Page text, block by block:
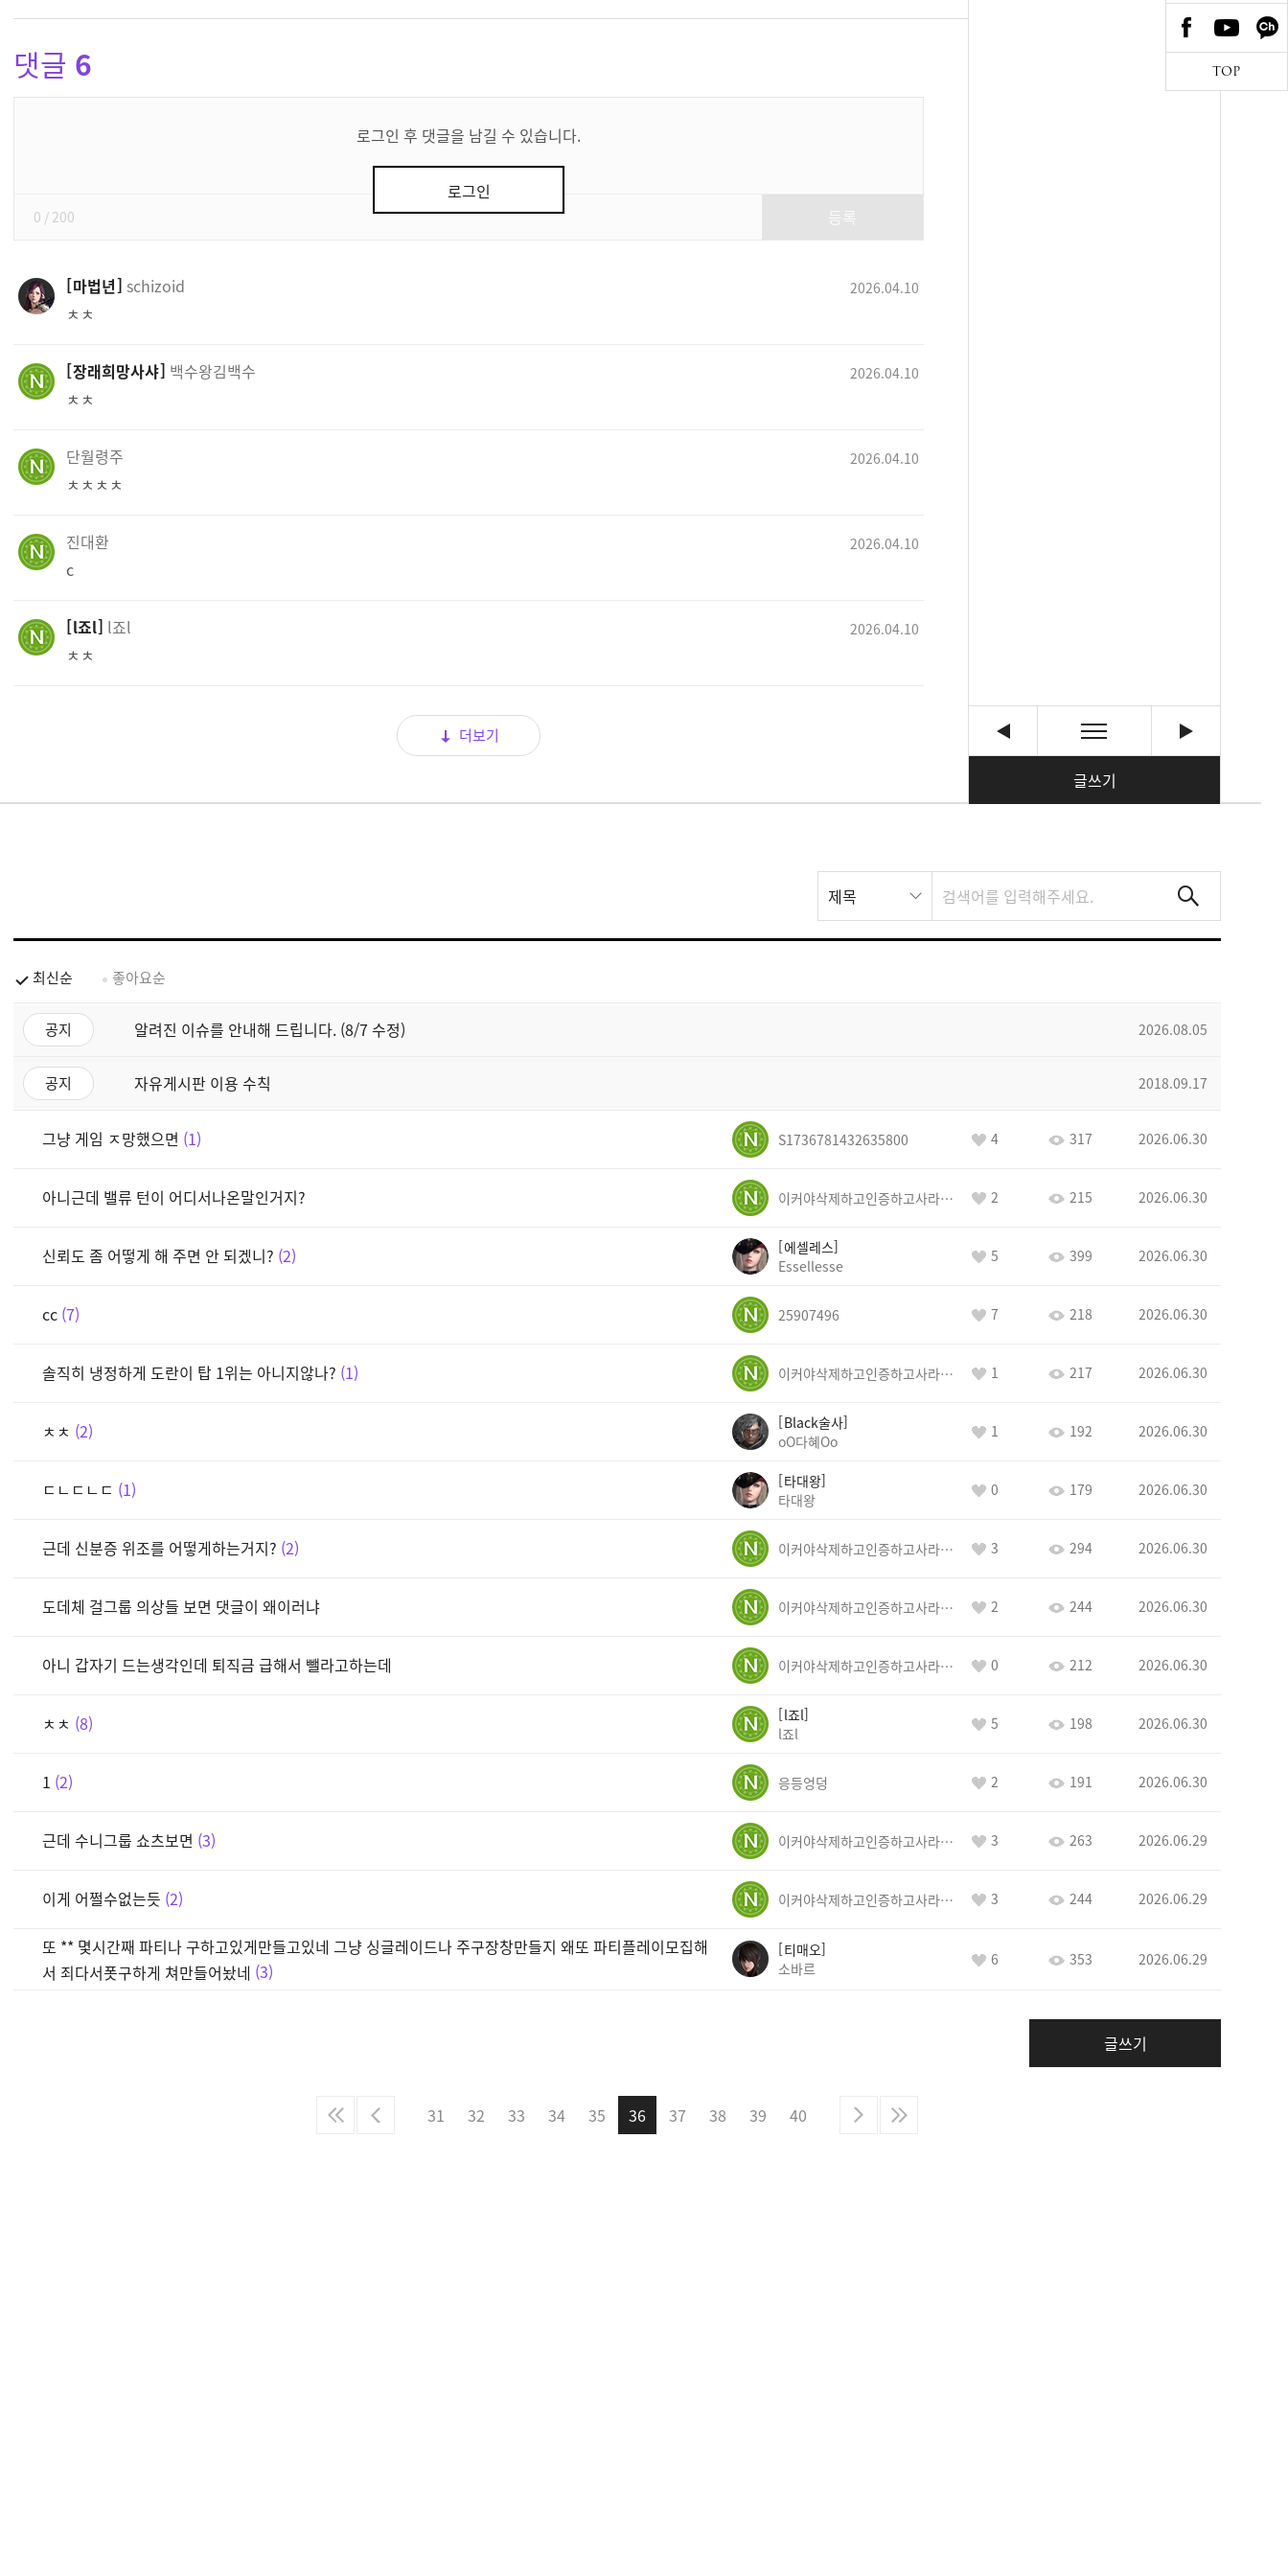
글쓰기
댓글 6
로그인 후 댓글을 남길 수 있습니다.
로그인
0 / 200
마법년 schizoid 2026.04.10
ㅊㅊ
장래희망사샤 백수왕김백수 2026.04.10
ㅊㅊ
단월령주 2026.04.10
ㅊㅊㅊㅊ
진대환 2026.04.10
c
l죠l l죠l 2026.04.10
ㅊㅊ
더보기
스
트
제목
최신순 좋아요순
공지 알려진 이슈를 안내해 드립니다. (8/7 수정) 2026.08.05
공지 자유게시판 이용 수칙 2018.09.17
그냥 게임 ㅈ망했으면 1 S1736781432635800 4 317 2026.06.30
아니근데 밸류 턴이 어디서나온말인거지? 이커야삭제하고인증하고사라지거라 2 215 2026.06.30
신뢰도 좀 어떻게 해 주면 안 되겠니? 2
에셀레스
Essellesse
5 399 2026.06.30
cc 7 25907496 7 218 2026.06.30
솔직히 냉정하게 도란이 탑 1위는 아니지않나? 1 이커야삭제하고인증하고사라지거라 1 217 2026.06.30
ㅊㅊ 2
Black술사
oO다혜Oo
1 192 2026.06.30
ㄷㄴㄷㄴㄷ 1
타대왕
타대왕
0 179 2026.06.30
근데 신분증 위조를 어떻게하는거지? 2 이커야삭제하고인증하고사라지거라 3 294 2026.06.30
도데체 걸그룹 의상들 보면 댓글이 왜이러냐 이커야삭제하고인증하고사라지거라 2 244 2026.06.30
아니 갑자기 드는생각인데 퇴직금 급해서 뺄라고하는데 이커야삭제하고인증하고사라지거라 0 212 2026.06.30
ㅊㅊ 8
l죠l
l죠l
5 198 2026.06.30
1 2 응등엉덩 2 191 2026.06.30
근데 수니그룹 쇼츠보면 3 이커야삭제하고인증하고사라지거라 3 263 2026.06.29
이게 어쩔수없는듯 2 이커야삭제하고인증하고사라지거라 3 244 2026.06.29
또 ** 몇시간째 파티나 구하고있게만들고있네 그냥 싱글레이드나 주구장창만들지 왜또 파티플레이모집해
서 죄다서폿구하게 쳐만들어놨네 3
티매오
소바르
6 353 2026.06.29
글쓰기
31 32 33 34 35 36 37 38 39 40
TOP